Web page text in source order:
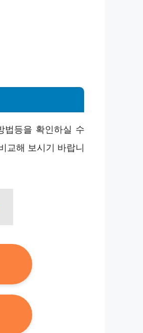
법등을 확인하실 수
교해 보시기 바랍니